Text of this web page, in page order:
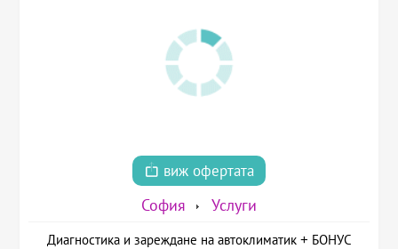
виж офертата
София Услуги
Диагностика и зареждане на автоклиматик + БОНУС